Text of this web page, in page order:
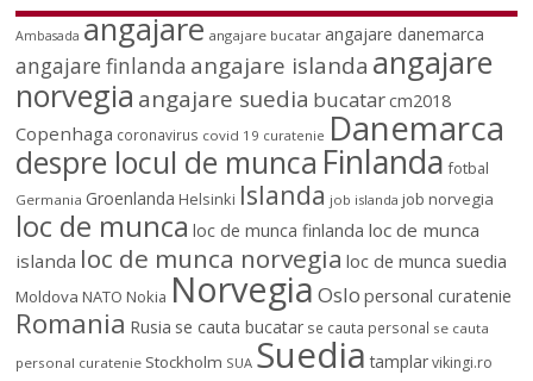
Ambasada angajare angajare bucatar angajare danemarca
angajare finlanda angajare islanda angajare
norvegia angajare suedia bucatarcm2018
Copenhaga coronavirus covid 19 curatenie Danemarca
despre locul de munca Finlanda fotbal
Germania Groenlanda Helsinki Islanda job islanda job norvegia
loc de munca loc de munca finlanda loc de munca
islanda loc de munca norvegia loc de munca suedia
Moldova NATO Nokia NorvegiaOslo personal curatenie
Romania Rusia se cauta bucatar se cauta personal se cauta
personal curatenie Stockholm SUA Suedia tamplar vikingi.ro